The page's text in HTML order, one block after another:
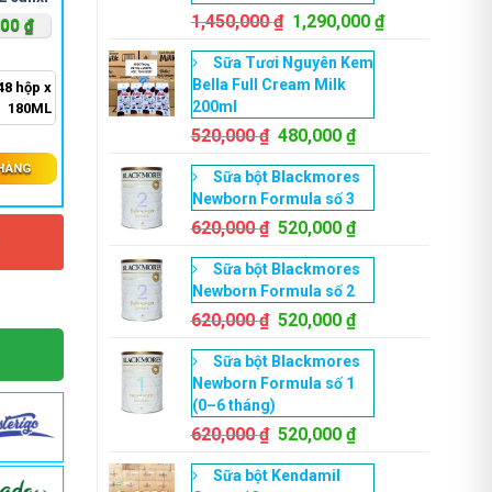
1,450,000₫ Giá
là:
1,450,000 ₫.
1,290,000₫Giá
Sữa Tươi Nguyên Kem
Bella Full Cream Milk
200ml
520,000₫ Giá
là:
520,000 ₫.
480,000₫Giá
tại
480,000 ₫.
Sữa bột Blackmores
Newborn Formula số 3
620,000₫ Giá
là:
620,000 ₫.
520,000₫Giá
tại
520,000 ₫.
Sữa bột Blackmores
Newborn Formula số 2
620,000₫ Giá
là:
620,000 ₫.
520,000₫Giá
tại
520,000 ₫.
Sữa bột Blackmores
Newborn Formula số 1
(0–6 tháng)
620,000₫ Giá
là:
520,000₫Giá
Sữa bột Kendamil
₫.
₫Giá
tại
là:
360,000 ₫.
hộp x
180ML